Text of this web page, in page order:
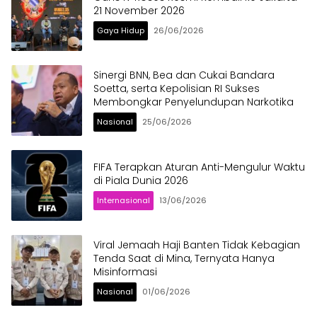
21 November 2026
Gaya Hidup 26/06/2026
Sinergi BNN, Bea dan Cukai Bandara
Soetta, serta Kepolisian RI Sukses
Membongkar Penyelundupan Narkotika
Nasional 25/06/2026
FIFA Terapkan Aturan Anti-Mengulur Waktu
di Piala Dunia 2026
Internasional 13/06/2026
Viral Jemaah Haji Banten Tidak Kebagian
Tenda Saat di Mina, Ternyata Hanya
Misinformasi
Nasional 01/06/2026